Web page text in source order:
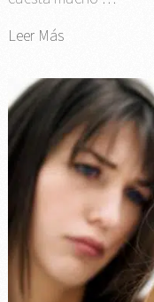
Leer Más